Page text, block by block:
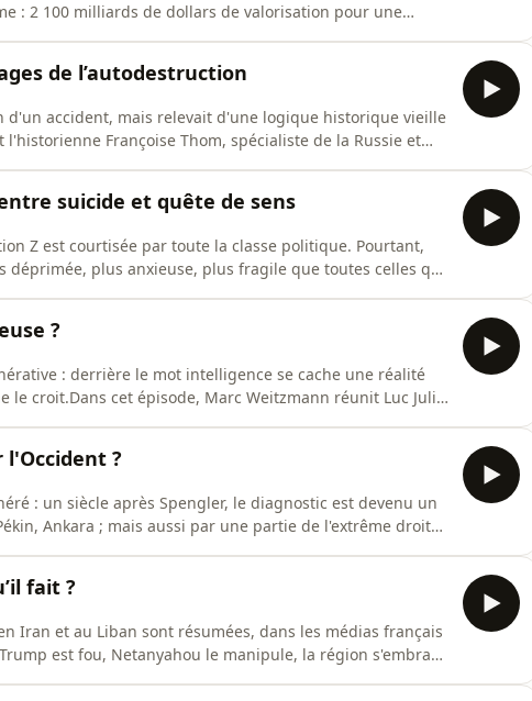
: 2 100 milliards de dollars de valorisation pour une
de l’autodestruction
d'un accident, mais relevait d'une logique historique vieille
Françoise Thom, spécialiste de la Russie et
suicide et quête de sens
Z est courtisée par toute la classe politique. Pourtant,
déprimée, plus anxieuse, plus fragile que toutes celles qui
?
: derrière le mot intelligence se cache une réalité
croit.Dans cet épisode, Marc Weitzmann réunit Luc Julia,
?
: un siècle après Spengler, le diagnostic est devenu un
Ankara ; mais aussi par une partie de l'extrême droite
fait ?
Iran et au Liban sont résumées, dans les médias français
est fou, Netanyahou le manipule, la région s'embrase